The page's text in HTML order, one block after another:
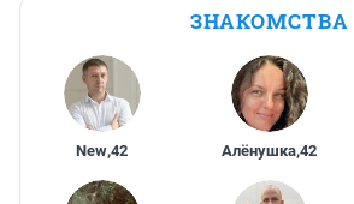
ЗНАКОМСТВА
New,42 Алёнушка,42